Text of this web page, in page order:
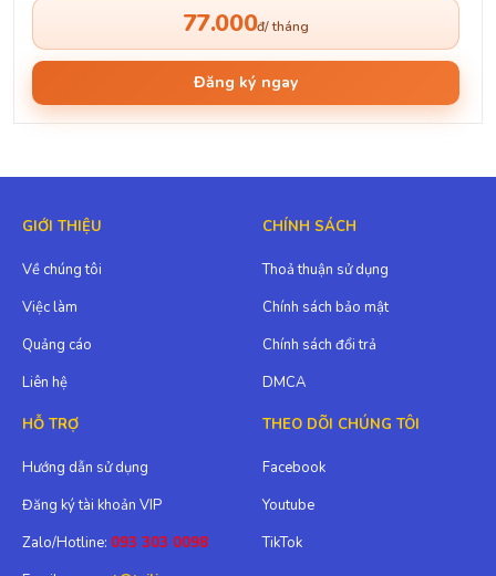
77.000đ/ tháng
Đăng ký ngay
GIỚI THIỆU
Về chúng tôi
Việc làm
Quảng cáo
Liên hệ
CHÍNH SÁCH
Thoả thuận sử dụng
Chính sách bảo mật
Chính sách đổi trả
DMCA
HỖ TRỢ
Hướng dẫn sử dụng
Đăng ký tài khoản VIP
Zalo/Hotline: 093 303 0098
THEO DÕI CHÚNG TÔI
Facebook
Youtube
TikTok